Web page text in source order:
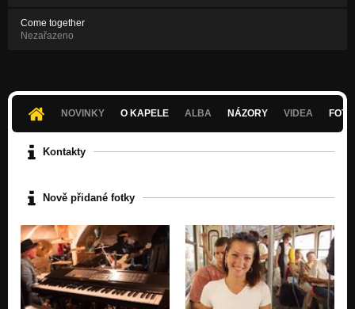
Come together
Nezařazeno
NOVINKY O KAPELE ALBA NÁZORY VIDEA
Kontakty
Nově přidané fotky